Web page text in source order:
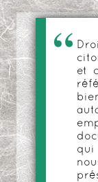
et